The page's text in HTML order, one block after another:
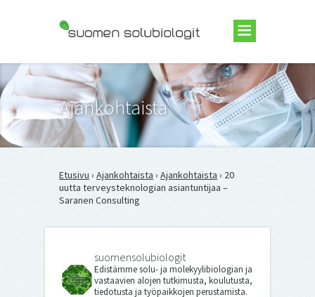
Suomen Solubiologit ry
Ajankohtaista
Etusivu › Ajankohtaista › Ajankohtaista › 20
uutta terveysteknologian asiantuntijaa –
Saranen Consulting
suomensolubiologit
Edistämme solu- ja molekyylibiologian ja
vastaavien alojen tutkimusta, koulutusta,
tiedotusta ja työpaikkojen perustamista.